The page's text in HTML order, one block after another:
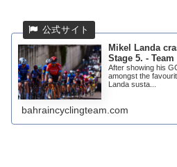
Mikel Landa
Stage 5. -
After showing his
amongst the
Landa susta...
bahraincyclingteam.com